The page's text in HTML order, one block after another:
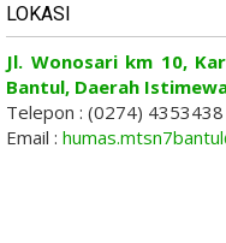
LOKASI
Jl. Wonosari km 10,
Bantul, Daerah
Telepon : (0274) 4353438
Email :